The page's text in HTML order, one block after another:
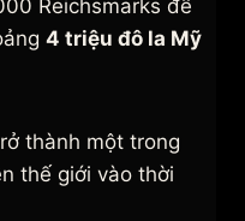
Reichsmarks để
4 triệu đô la Mỹ
thành một trong
thế giới vào thời